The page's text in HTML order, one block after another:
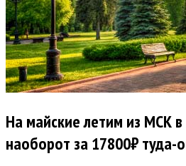
На майские летим из МСК
наоборот за 17800₽ туда-